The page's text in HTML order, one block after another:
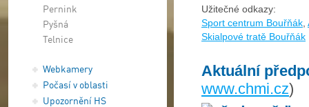
Pernink
Pyšná
Telnice
Webkamery
Počasí v oblasti
Upozornění HS
Užitečné odkazy:
Sport centrum Bouřňák,
Skialpové tratě Bouřňák
Aktuální
www.chmi.cz)